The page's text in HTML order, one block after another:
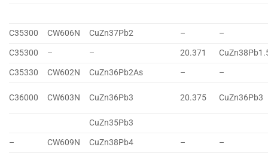
C35300 CW606N CuZn37Pb2 –
–
C35300
– – 20.371
C35330
CW602N CuZn36Pb2As – –
C36000 CW603N CuZn36Pb3 20.375 CuZn36Pb3
CuZn35Pb3
–
CW609N CuZn38Pb4 –
–